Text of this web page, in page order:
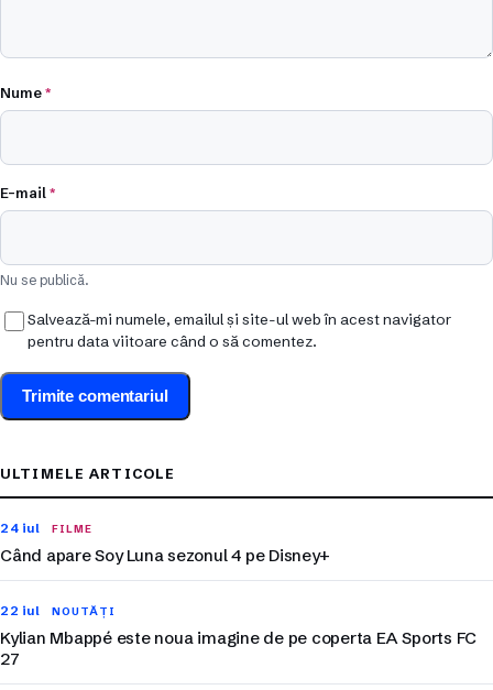
Nume*
E-mail*
Nu se publică.
Salvează-mi numele, emailul și site-ul web în acest navigator
pentru data viitoare când o să comentez.
ULTIMELE ARTICOLE
24 iul FILME
Când apare Soy Luna sezonul 4 pe Disney+
22 iul NOUTĂȚI
Kylian Mbappé este noua imagine de pe coperta EA Sports FC
27